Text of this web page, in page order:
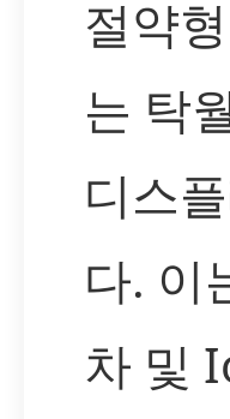
절약
는 탁
디스
다. 이
차 및